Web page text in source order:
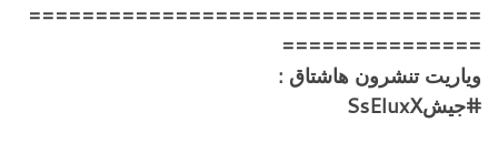
==================================
===============
وياريت تنشرون هاشتاق :
#جيشSsEluxX